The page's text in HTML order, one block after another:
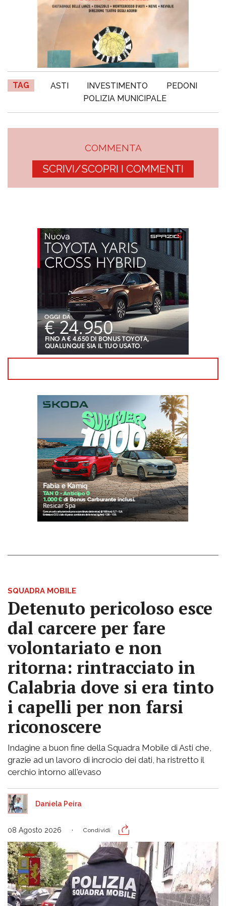
TAG ASTI INVESTIMENTO
PEDONI
POLIZIA MUNICIPALE
COMMENTA
SCRIVI/SCOPRI I COMMENTI
SQUADRA MOBILE
Detenuto pericoloso esce
dal carcere per fare
volontariato e non
ritorna: rintracciato in
Calabria dove si era tinto
i capelli per non farsi
riconoscere
Indagine a buon fine della Squadra Mobile di Asti che,
grazie ad un lavoro di incrocio dei dati, ha ristretto il
cerchio intorno all'evaso
Daniela Peira
08 Agosto 2026 Condividi